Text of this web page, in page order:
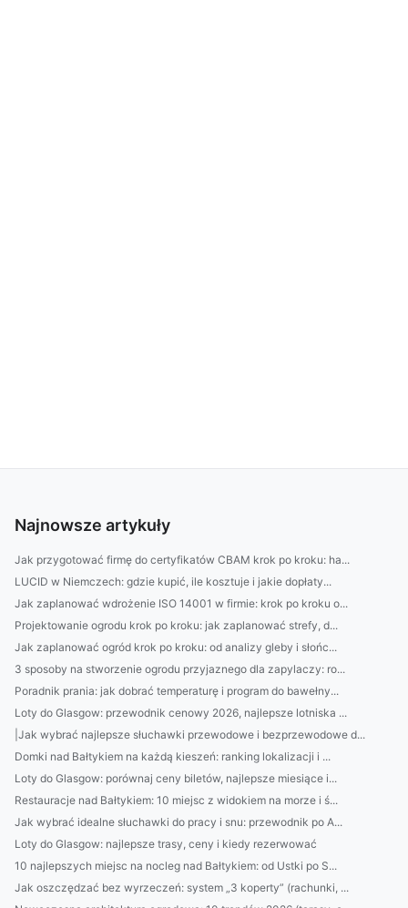
Najnowsze artykuły
Jak przygotować firmę do certyfikatów CBAM krok po kroku: ha...
LUCID w Niemczech: gdzie kupić, ile kosztuje i jakie dopłaty...
Jak zaplanować wdrożenie ISO 14001 w firmie: krok po kroku o...
Projektowanie ogrodu krok po kroku: jak zaplanować strefy, d...
Jak zaplanować ogród krok po kroku: od analizy gleby i słońc...
3 sposoby na stworzenie ogrodu przyjaznego dla zapylaczy: ro...
Poradnik prania: jak dobrać temperaturę i program do bawełny...
Loty do Glasgow: przewodnik cenowy 2026, najlepsze lotniska ...
|Jak wybrać najlepsze słuchawki przewodowe i bezprzewodowe d...
Domki nad Bałtykiem na każdą kieszeń: ranking lokalizacji i ...
Loty do Glasgow: porównaj ceny biletów, najlepsze miesiące i...
Restauracje nad Bałtykiem: 10 miejsc z widokiem na morze i ś...
Jak wybrać idealne słuchawki do pracy i snu: przewodnik po A...
Loty do Glasgow: najlepsze trasy, ceny i kiedy rezerwować
10 najlepszych miejsc na nocleg nad Bałtykiem: od Ustki po S...
Jak oszczędzać bez wyrzeczeń: system „3 koperty” (rachunki, ...